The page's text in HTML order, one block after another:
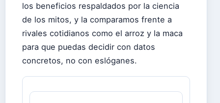
los beneficios respaldados por la ciencia
de los mitos, y la comparamos frente a
rivales cotidianos como el arroz y la maca
para que puedas decidir con datos
concretos, no con eslóganes.